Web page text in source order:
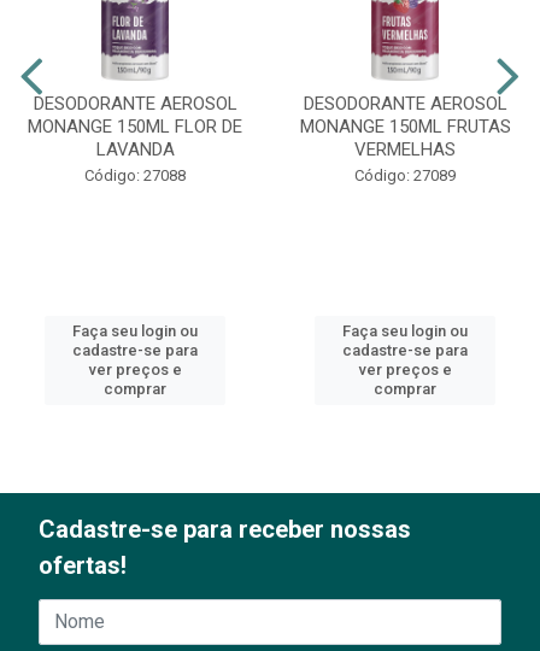
DESODORANTE AEROSOL
MONANGE 150ML FLOR DE
LAVANDA
Código: 27088
Faça seu login ou
cadastre-se para
ver preços e
comprar
DESODORANTE AEROSOL
MONANGE 150ML FRUTAS
VERMELHAS
Código: 27089
Faça seu login ou
cadastre-se para
ver preços e
comprar
Cadastre-se para receber nossas
ofertas!